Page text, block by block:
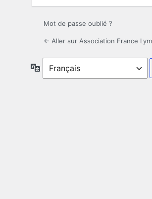
Mot de passe oublié ?
← Aller sur Association France
Langue